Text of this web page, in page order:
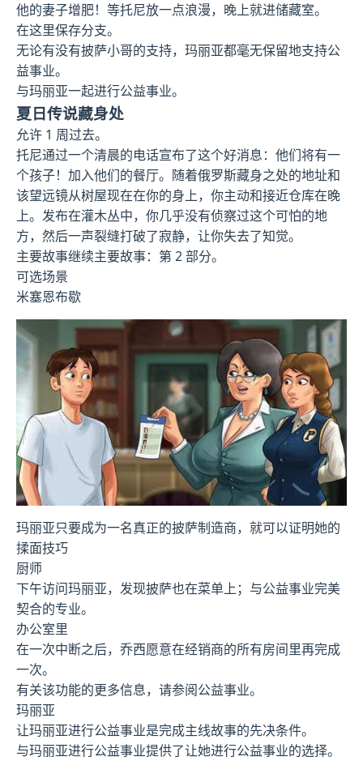
他的妻子增肥！等托尼放一点浪漫，晚上就进储藏室。
在这里保存分支。
无论有没有披萨小哥的支持，玛丽亚都毫无保留地支持公
益事业。
与玛丽亚一起进行公益事业。
夏日传说藏身处
允许 1 周过去。
托尼通过一个清晨的电话宣布了这个好消息：他们将有一
个孩子！加入他们的餐厅。随着俄罗斯藏身之处的地址和
该望远镜从树屋现在在你的身上，你主动和接近仓库在晚
上。发布在灌木丛中，你几乎没有侦察过这个可怕的地
方，然后一声裂缝打破了寂静，让你失去了知觉。
主要故事继续主要故事：第 2 部分。
可选场景
米塞恩布歇
玛丽亚只要成为一名真正的披萨制造商，就可以证明她的
揉面技巧
厨师
下午访问玛丽亚，发现披萨也在菜单上；与公益事业完美
契合的专业。
办公室里
在一次中断之后，乔西愿意在经销商的所有房间里再完成
一次。
有关该功能的更多信息，请参阅公益事业。
玛丽亚
让玛丽亚进行公益事业是完成主线故事的先决条件。
与玛丽亚进行公益事业提供了让她进行公益事业的选择。